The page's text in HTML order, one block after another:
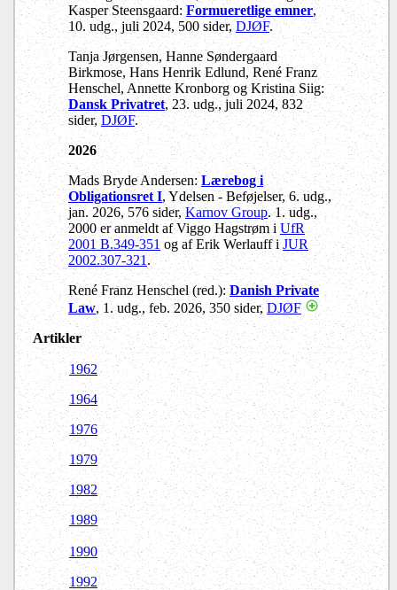
Kasper Steensgaard: Formueretlige emner,
10. udg., juli 2024, 500 sider,DJØF.
Tanja Jørgensen, Hanne Søndergaard
Birkmose, Hans Henrik Edlund, René Franz
Henschel, Annette Kronborg og Kristina Siig:
Dansk Privatret, 23. udg., juli 2024, 832
sider, DJØF.
2026
Mads Bryde Andersen:Lærebog i
Obligationsret I, Ydelsen - Beføjelser, 6. udg.,
jan. 2026, 576 sider,Karnov Group. 1. udg.,
2000 er anmeldt af Viggo Hagstrøm i UfR
2001 B.349-351og af Erik Werlauff iJUR
2002.307-321 .
René Franz Henschel (red.): Danish Private
Law, 1. udg., feb. 2026, 350 sider,DJØF
Artikler
1962
1964
1976
1979
1982
1989
1990
1992